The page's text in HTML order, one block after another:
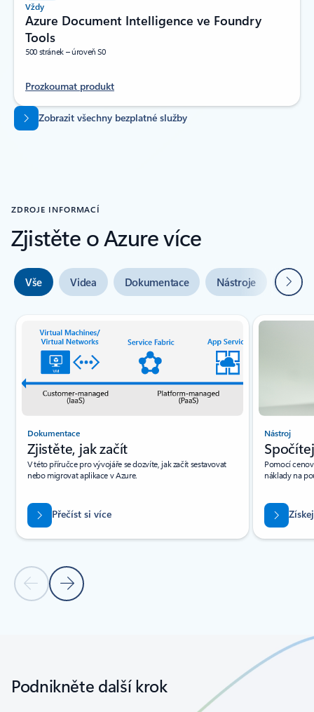
Vždy
Azure Document Intelligence ve Foundry
Tools
500 stránek – úroveň S0
Prozkoumat produkt
Zpět na karty
Zobrazit všechny bezplatné služby
ZDROJE INFORMACÍ
Zjistěte o Azure více
Vše Videa Dokumentace Nástroje Další
Indikátor snímku {0} {1}
Předchozí snímek
Další snímek
Dokumentace
Zjistěte, jak začít
V této příručce pro vývojáře se dozvíte, jak začít sestavovat
nebo migrovat aplikace v Azure.
Přečíst si více
Nástroj
Pomocí
náklady na
Podnikněte další krok